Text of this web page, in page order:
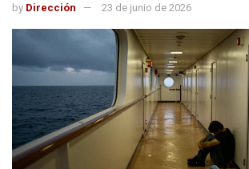
by Dirección 23 de junio de 2026